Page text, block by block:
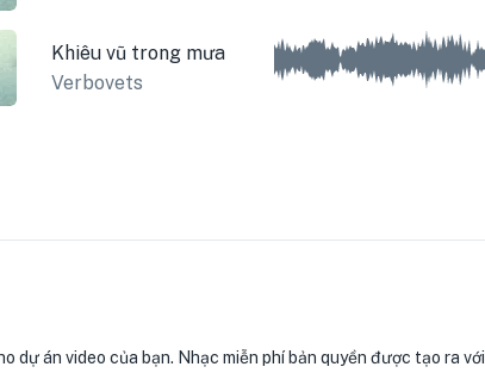
Khiêu vũ trong mưa
Verbovets
dự án video của bạn. Nhạc miễn phí bản quyền được tạo ra với